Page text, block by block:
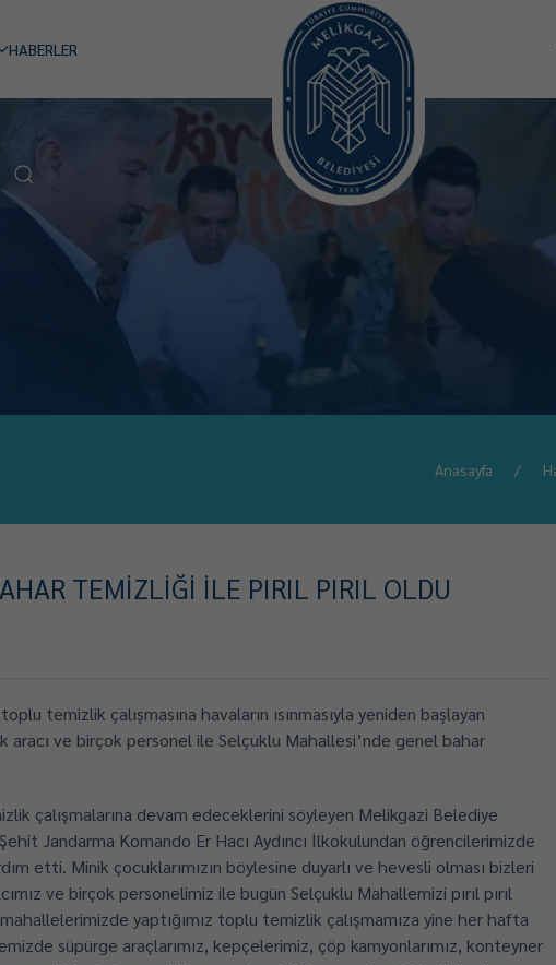
HABERLER
Anasayfa
TEMİZLİĞİ İLE PIRIL PIRIL OLDU
temizlik çalışmasına havaların ısınmasıyla yeniden başlayan
aracı ve birçok personel ile Selçuklu Mahallesi’nde genel bahar
çalışmalarına devam edeceklerini söyleyen Melikgazi Belediye
Jandarma Komando Er Hacı Aydıncı İlkokulundan öğrencilerimizde
etti. Minik çocuklarımızın böylesine duyarlı ve hevesli olması bizleri
ve birçok personelimiz ile bugün Selçuklu Mahallemizi pırıl pırıl
yaptığımız toplu temizlik çalışmamıza yine her hafta
süpürge araçlarımız, kepçelerimiz, çöp kamyonlarımız, konteyner